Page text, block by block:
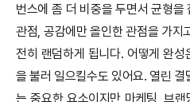
번스에 좀 더 비중을 두면서 균형
관점, 공감에만 올인한 관점을 가지
전히 랜덤하게 됩니다. 어떻게 완
을 불러 일으킬수도 있어요. 열린 결
는 중요한 요소이지만 마케팅, 브